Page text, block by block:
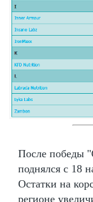
После победы
поднялся с 18
Остатки на
регионе